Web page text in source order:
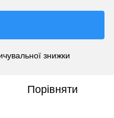
знижки
Порівняти